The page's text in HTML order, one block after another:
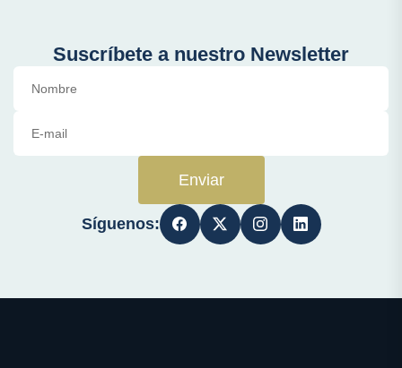
Suscríbete a nuestro Newsletter
Enviar
Síguenos: